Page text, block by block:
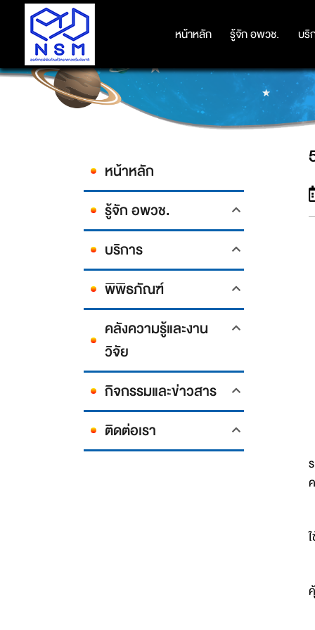
หน้าหลัก รู้จัก อพวช. บริ
หน้าหลัก รู้จัก อพวช. บริ
หน้าหลัก
รู้จัก อพวช.
บริการ
พิพิธภัณฑ์
คลังความรู้และงาน
วิจัย
กิจกรรมและข่าวสาร
ติดต่อเรา